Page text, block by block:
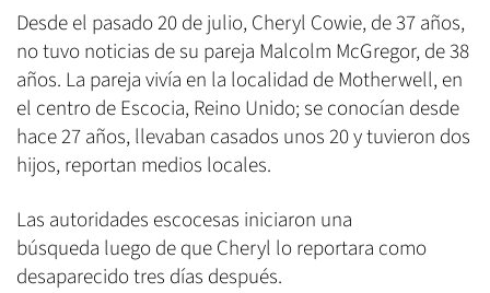
Desde el pasado 20 de julio, Cheryl Cowie, de 37 años,
no tuvo noticias de su pareja Malcolm McGregor, de 38
años. La pareja vivía en la localidad de Motherwell, en
el centro de Escocia, Reino Unido; se conocían desde
hace 27 años, llevaban casados unos 20 y tuvieron dos
hijos, reportan medios locales.
Las autoridades escocesas iniciaron una
búsqueda luego de que Cheryl lo reportara como
desaparecido tres días después.